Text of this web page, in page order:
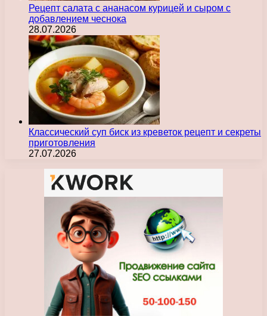
Рецепт салата с ананасом курицей и сыром с
добавлением чеснока
28.07.2026
Классический суп биск из креветок рецепт и секреты
приготовления
27.07.2026